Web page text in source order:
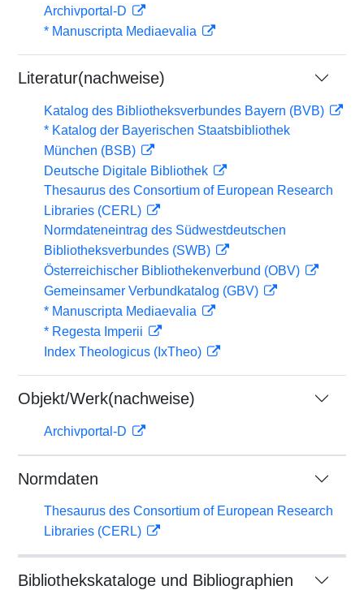
Archivportal-D
* Manuscripta Mediaevalia
Literatur(nachweise)
Katalog des Bibliotheksverbundes Bayern (BVB)
* Katalog der Bayerischen Staatsbibliothek
München (BSB)
Deutsche Digitale Bibliothek
Thesaurus des Consortium of European Research
Libraries (CERL)
Normdateneintrag des Südwestdeutschen
Bibliotheksverbundes (SWB)
Österreichischer Bibliothekenverbund (OBV)
Gemeinsamer Verbundkatalog (GBV)
* Manuscripta Mediaevalia
* Regesta Imperii
Index Theologicus (IxTheo)
Objekt/Werk(nachweise)
Archivportal-D
Normdaten
Thesaurus des Consortium of European Research
Libraries (CERL)
Bibliothekskataloge und Bibliographien